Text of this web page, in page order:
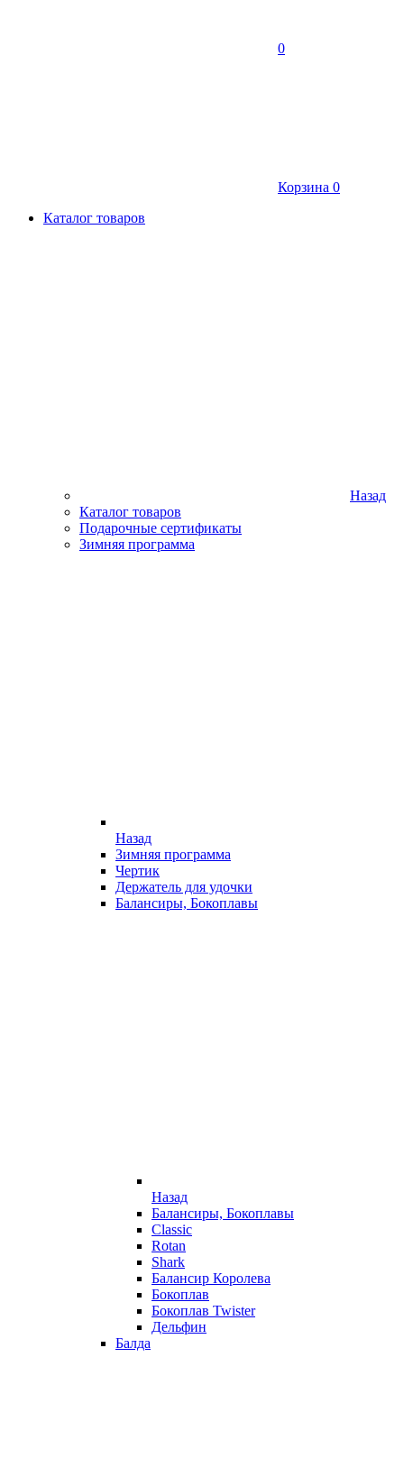
0
Корзина 0
Каталог товаров
Назад
Каталог товаров
Подарочные сертификаты
Зимняя программа
Назад
Зимняя программа
Чертик
Держатель для удочки
Балансиры, Бокоплавы
Назад
Балансиры, Бокоплавы
Classic
Rotan
Shark
Балансир Королева
Бокоплав
Бокоплав Twister
Дельфин
Балда